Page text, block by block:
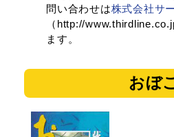
問い合わせは株式会社サ
（http://
ます。
おぼ